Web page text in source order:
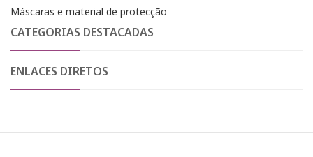
Máscaras e material de protecção
CATEGORIAS DESTACADAS
ENLACES DIRETOS